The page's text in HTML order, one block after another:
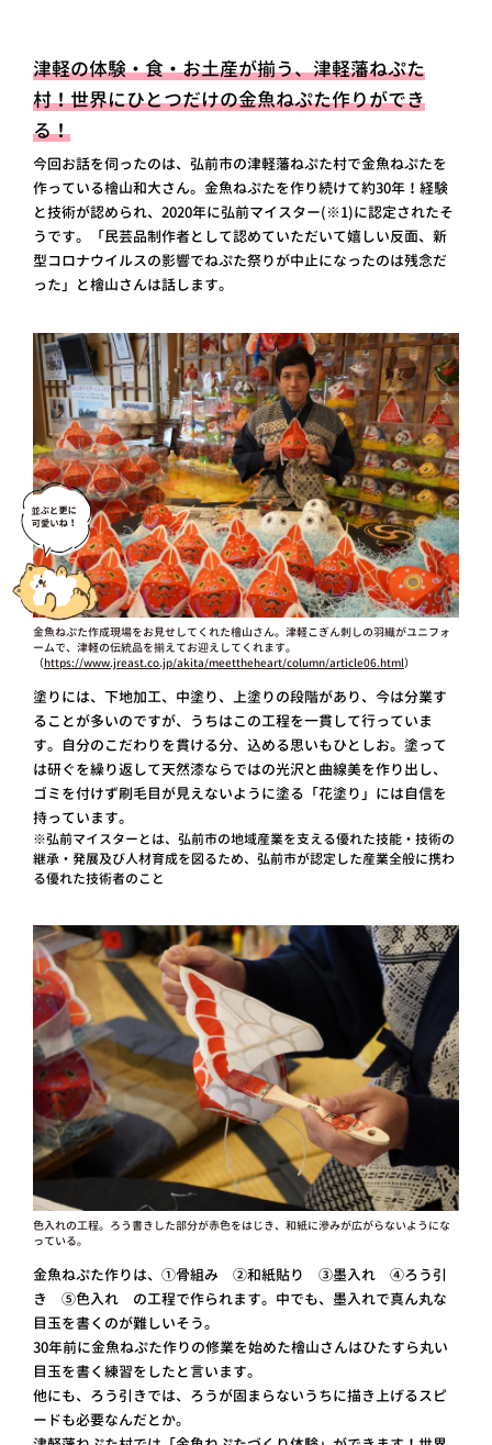
津軽の体験・食・お土産が揃う、津軽藩ねぷた
村！世界にひとつだけの金魚ねぷた作りができ
る！
今回お話を伺ったのは、弘前市の津軽藩ねぷた村で金魚ねぷたを
作っている檜山和大さん。金魚ねぷたを作り続けて約30年！経験
と技術が認められ、2020年に弘前マイスター(※1)に認定されたそ
うです。「民芸品制作者として認めていただいて嬉しい反面、新
型コロナウイルスの影響でねぷた祭りが中止になったのは残念だ
った」と檜山さんは話します。
金魚ねぷた作成現場をお見せしてくれた檜山さん。津軽こぎん刺しの羽織がユニフォ
ームで、津軽の伝統品を揃えてお迎えしてくれます。
（https://www.jreast.co.jp/akita/meettheheart/column/article06.html）
塗りには、下地加工、中塗り、上塗りの段階があり、今は分業す
ることが多いのですが、うちはこの工程を一貫して行っていま
す。自分のこだわりを貫ける分、込める思いもひとしお。塗って
は研ぐを繰り返して天然漆ならではの光沢と曲線美を作り出し、
ゴミを付けず刷毛目が見えないように塗る「花塗り」には自信を
持っています。
※弘前マイスターとは、弘前市の地域産業を支える優れた技能・技術の
継承・発展及び人材育成を図るため、弘前市が認定した産業全般に携わ
る優れた技術者のこと
色入れの工程。ろう書きした部分が赤色をはじき、和紙に滲みが広がらないようにな
っている。
金魚ねぷた作りは、①骨組み ②和紙貼り ③墨入れ ④ろう引
き ⑤色入れ の工程で作られます。中でも、墨入れで真ん丸な
目玉を書くのが難しいそう。
30年前に金魚ねぷた作りの修業を始めた檜山さんはひたすら丸い
目玉を書く練習をしたと言います。
他にも、ろう引きでは、ろうが固まらないうちに描き上げるスピ
ードも必要なんだとか。